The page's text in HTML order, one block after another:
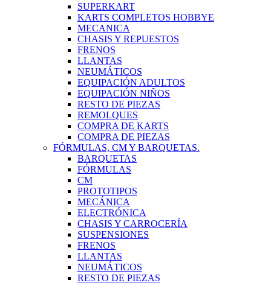
SUPERKART
KARTS COMPLETOS HOBBYE
MECANICA
CHASIS Y REPUESTOS
FRENOS
LLANTAS
NEUMÁTICOS
EQUIPACIÓN ADULTOS
EQUIPACIÓN NIÑOS
RESTO DE PIEZAS
REMOLQUES
COMPRA DE KARTS
COMPRA DE PIEZAS
FÓRMULAS, CM Y BARQUETAS.
BARQUETAS
FÓRMULAS
CM
PROTOTIPOS
MECÁNICA
ELECTRÓNICA
CHASIS Y CARROCERÍA
SUSPENSIONES
FRENOS
LLANTAS
NEUMÁTICOS
RESTO DE PIEZAS